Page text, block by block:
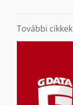
További cikkek